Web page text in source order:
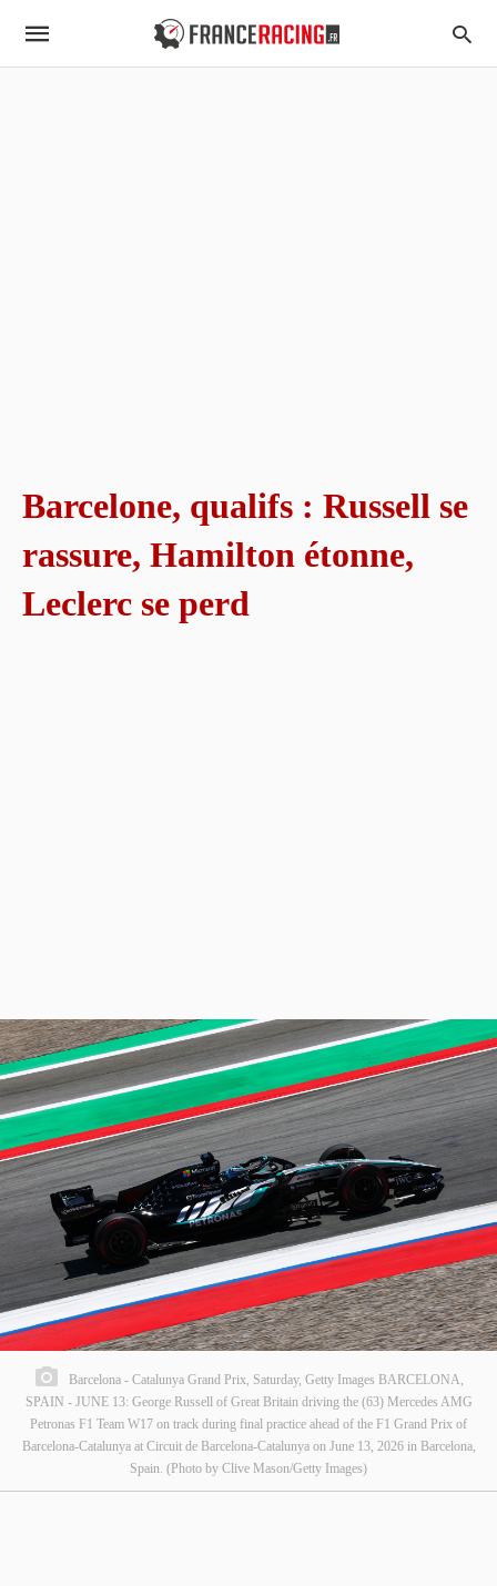
Barcelone, qualifs : Russell se
rassure, Hamilton étonne,
Leclerc se perd
Barcelona - Catalunya Grand Prix, Saturday, Getty Images BARCELONA,
SPAIN - JUNE 13: George Russell of Great Britain driving the (63) Mercedes AMG
Petronas F1 Team W17 on track during final practice ahead of the F1 Grand Prix of
Barcelona-Catalunya at Circuit de Barcelona-Catalunya on June 13, 2026 in Barcelona,
Spain. (Photo by Clive Mason/Getty Images)